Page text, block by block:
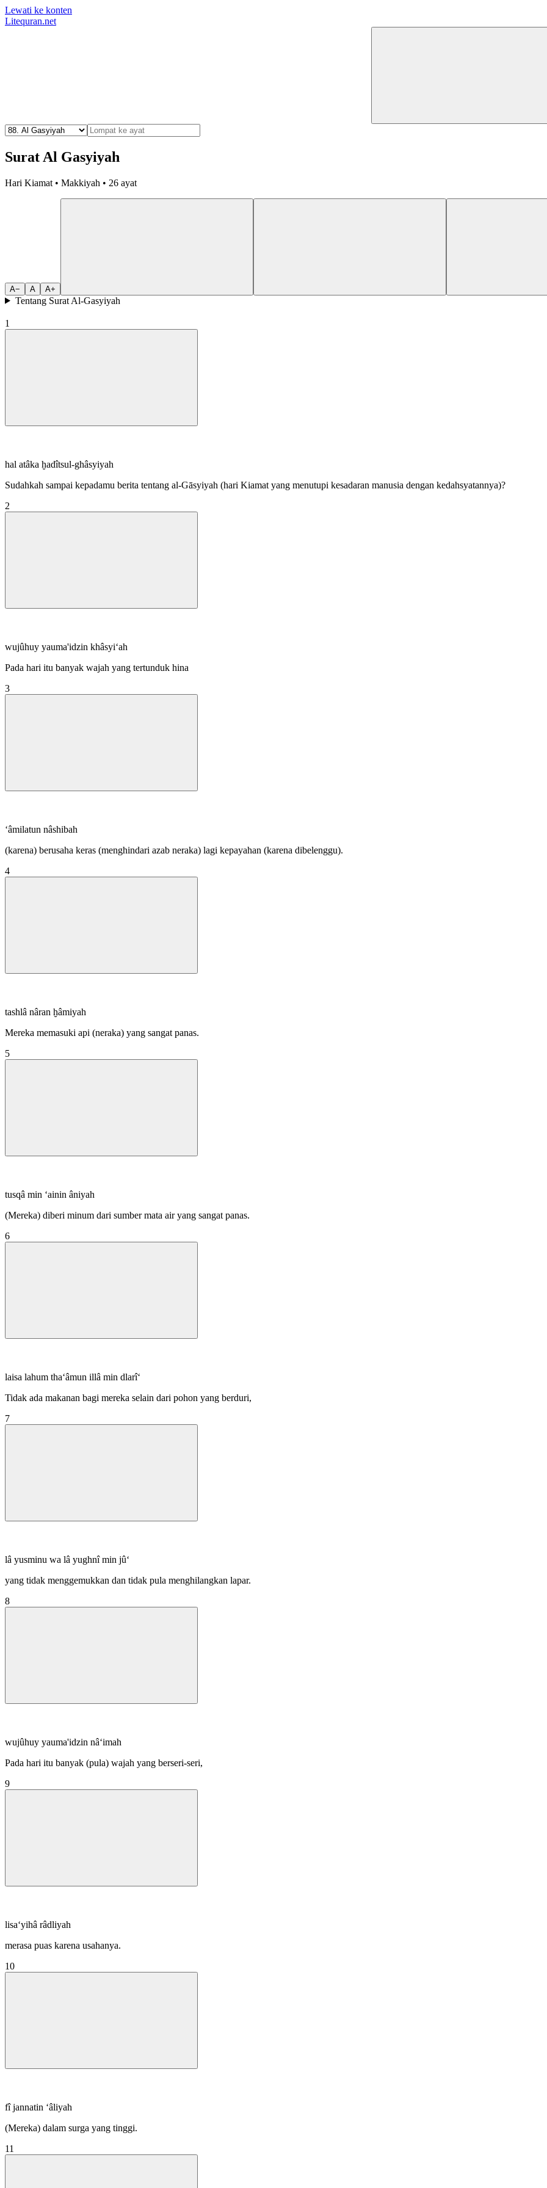
Lewati ke konten
Litequran.net
Surat Al Gasyiyah
Hari Kiamat • Makkiyah • 26 ayat
A− A A+
Tentang Surat Al-Gasyiyah
1
hal atâka ḫadîtsul-ghâsyiyah
Sudahkah sampai kepadamu berita tentang al-Gāsyiyah (hari Kiamat yang menutupi kesadaran manusia dengan kedahsyatannya)?
2
wujûhuy yauma'idzin khâsyi‘ah
Pada hari itu banyak wajah yang tertunduk hina
3
‘âmilatun nâshibah
(karena) berusaha keras (menghindari azab neraka) lagi kepayahan (karena dibelenggu).
4
tashlâ nâran ḫâmiyah
Mereka memasuki api (neraka) yang sangat panas.
5
tusqâ min ‘ainin âniyah
(Mereka) diberi minum dari sumber mata air yang sangat panas.
6
laisa lahum tha‘âmun illâ min dlarî‘
Tidak ada makanan bagi mereka selain dari pohon yang berduri,
7
lâ yusminu wa lâ yughnî min jû‘
yang tidak menggemukkan dan tidak pula menghilangkan lapar.
8
wujûhuy yauma'idzin nâ‘imah
Pada hari itu banyak (pula) wajah yang berseri-seri,
9
lisa‘yihâ râdliyah
merasa puas karena usahanya.
10
fî jannatin ‘âliyah
(Mereka) dalam surga yang tinggi.
11